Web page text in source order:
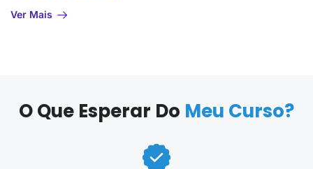
Ver Mais
O Que Esperar Do Meu Curso?